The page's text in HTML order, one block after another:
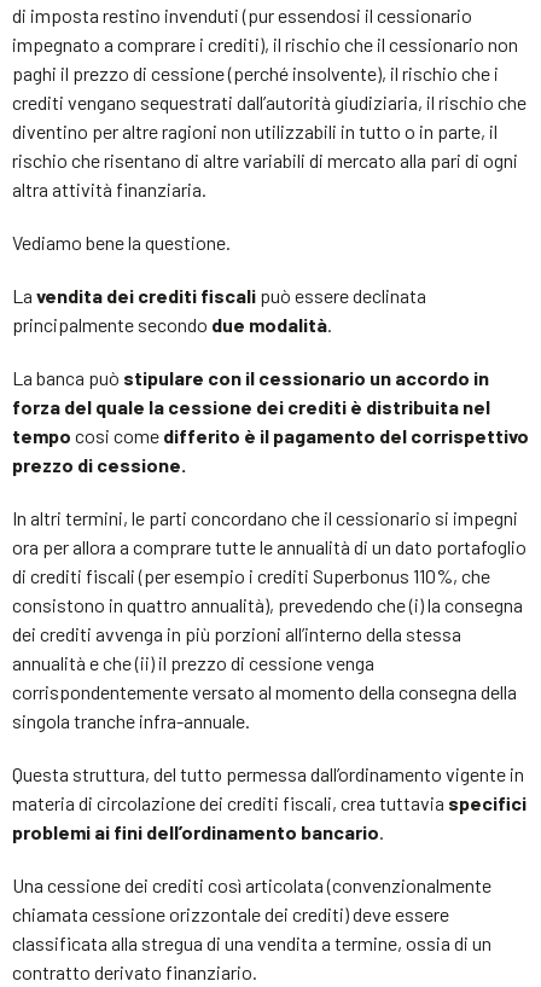
di imposta restino invenduti (pur essendosi il cessionario
impegnato a comprare i crediti), il rischio che il cessionario non
paghi il prezzo di cessione (perché insolvente), il rischio che i
crediti vengano sequestrati dall’autorità giudiziaria, il rischio che
diventino per altre ragioni non utilizzabili in tutto o in parte, il
rischio che risentano di altre variabili di mercato alla pari di ogni
altra attività finanziaria.
Vediamo bene la questione.
La vendita dei crediti fiscali può essere declinata
principalmente secondo due modalità.
La banca può stipulare con il cessionario un accordo in
forza del quale la cessione dei crediti è distribuita nel
tempo cosi come differito è il pagamento del corrispettivo
prezzo di cessione.
In altri termini, le parti concordano che il cessionario si impegni
ora per allora a comprare tutte le annualità di un dato portafoglio
di crediti fiscali (per esempio i crediti Superbonus 110%, che
consistono in quattro annualità), prevedendo che (i) la consegna
dei crediti avvenga in più porzioni all’interno della stessa
annualità e che (ii) il prezzo di cessione venga
corrispondentemente versato al momento della consegna della
singola tranche infra-annuale.
Questa struttura, del tutto permessa dall’ordinamento vigente in
materia di circolazione dei crediti fiscali, crea tuttavia specifici
problemi ai fini dell’ordinamento bancario.
Una cessione dei crediti così articolata (convenzionalmente
chiamata cessione orizzontale dei crediti) deve essere
classificata alla stregua di una vendita a termine, ossia di un
contratto derivato finanziario.